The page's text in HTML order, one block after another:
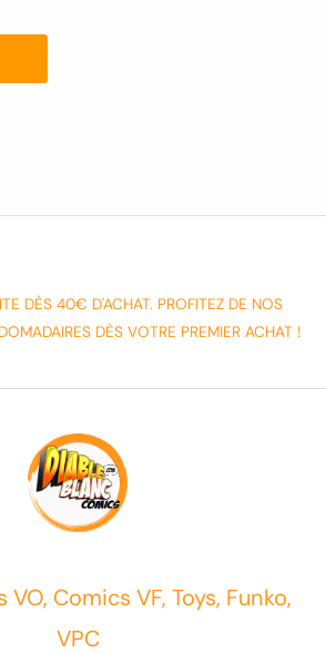
DÈS 40€ D'ACHAT. PROFITEZ DE NOS
DÈS VOTRE PREMIER ACHAT !
Comics VF, Toys, Funko,
VPC